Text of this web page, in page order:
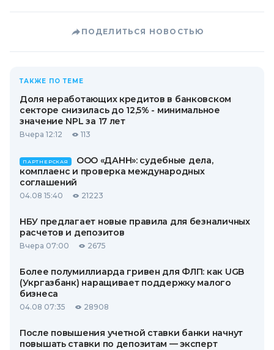
ПОДЕЛИТЬСЯ НОВОСТЬЮ
ТАКЖЕ ПО ТЕМЕ
Доля неработающих кредитов в банковском
секторе снизилась до 12,5% - минимальное
значение NPL за 17 лет
Вчера 12:12 113
ПАРТНЕРСКАЯ
ООО «ДАНН»: судебные дела,
комплаенс и проверка международных
соглашений
04.08 15:40 21223
НБУ предлагает новые правила для безналичных
расчетов и депозитов
Вчера 07:00 2675
Более полумиллиарда гривен для ФЛП: как UGB
(Укргазбанк) наращивает поддержку малого
бизнеса
04.08 07:35 28908
После повышения учетной ставки банки начнут
повышать ставки по депозитам — эксперт